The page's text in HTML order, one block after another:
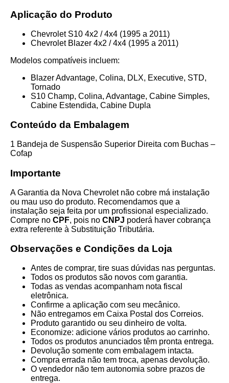
Aplicação do Produto
Chevrolet S10 4x2 / 4x4 (1995 a 2011)
Chevrolet Blazer 4x2 / 4x4 (1995 a 2011)
Modelos compatíveis incluem:
Blazer Advantage, Colina, DLX, Executive, STD,
Tornado
S10 Champ, Colina, Advantage, Cabine Simples,
Cabine Estendida, Cabine Dupla
Conteúdo da Embalagem
1 Bandeja de Suspensão Superior Direita com Buchas –
Cofap
Importante
A Garantia da Nova Chevrolet não cobre má instalação
ou mau uso do produto. Recomendamos que a
instalação seja feita por um profissional especializado.
Compre no CPF, pois no CNPJ poderá haver cobrança
extra referente à Substituição Tributária.
Observações e Condições da Loja
Antes de comprar, tire suas dúvidas nas perguntas.
Todos os produtos são novos com garantia.
Todas as vendas acompanham nota fiscal
eletrônica.
Confirme a aplicação com seu mecânico.
Não entregamos em Caixa Postal dos Correios.
Produto garantido ou seu dinheiro de volta.
Economize: adicione vários produtos ao carrinho.
Todos os produtos anunciados têm pronta entrega.
Devolução somente com embalagem intacta.
Compra errada não tem troca, apenas devolução.
O vendedor não tem autonomia sobre prazos de
entrega.